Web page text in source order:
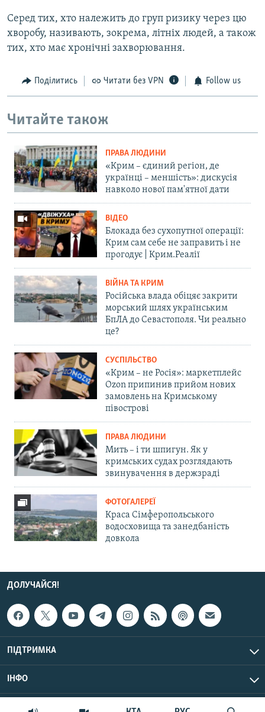
Серед тих, хто належить до груп ризику через цю
хворобу, називають, зокрема, літніх людей, а також
тих, хто має хронічні захворювання.
Поділитись Читати без VPN Follow us
Читайте також
ПРАВА ЛЮДИНИ
«Крим – єдиний регіон, де
українці – меншість»: дискусія
навколо нової пам'ятної дати
ВІДЕО
Блокада без сухопутної операції:
Крим сам себе не заправить і не
прогодує | Крим.Реалії
ВІЙНА ТА КРИМ
Російська влада обіцяє закрити
морський шлях українським
БпЛА до Севастополя. Чи реально
це?
СУСПІЛЬСТВО
«Крим – не Росія»: маркетплейс
Ozon припинив прийом нових
замовлень на Кримському
півострові
ПРАВА ЛЮДИНИ
Мить – і ти шпигун. Як у
кримських судах розглядають
звинувачення в держзраді
ФОТОГАЛЕРЕЇ
Краса Сімферопольського
водосховища та занедбаність
довкола
ДОЛУЧАЙСЯ!
ПІДТРИМКА
ІНФО
© Крим.Реалії, 2026 | Усі права застережено.